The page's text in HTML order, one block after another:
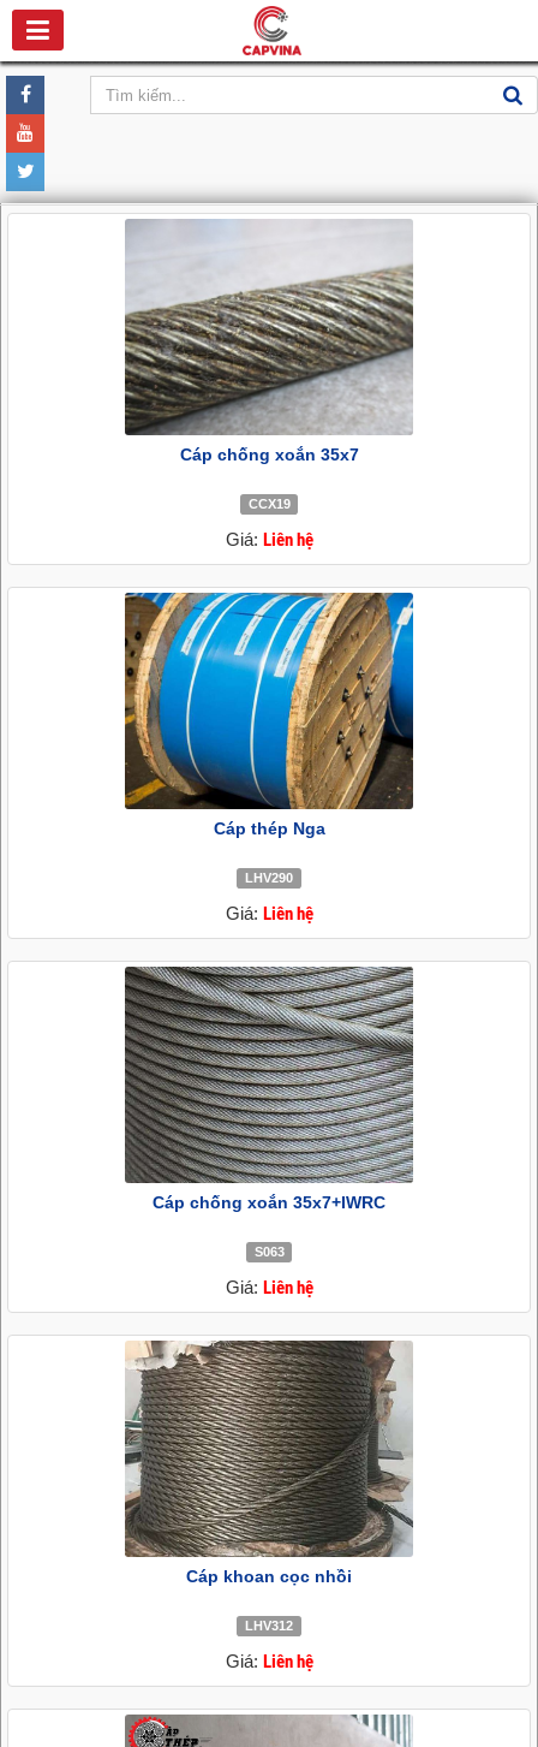
Cáp chống xoắn 35x7
CCX19
Giá: Liên hệ
Cáp thép Nga
LHV290
Giá: Liên hệ
Cáp chống xoắn 35x7+IWRC
S063
Giá: Liên hệ
Cáp khoan cọc nhồi
LHV312
Giá: Liên hệ